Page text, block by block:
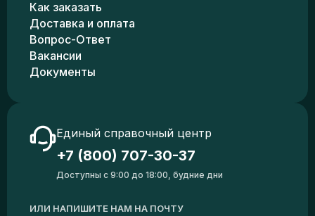
Как заказать
Доставка и оплата
Вопрос-Ответ
Вакансии
Документы
Единый справочный центр
+7 (800) 707-30-37
Доступны с 9:00 до 18:00, будние дни
ИЛИ НАПИШИТЕ НАМ НА ПОЧТУ